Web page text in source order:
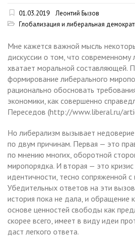
01.03.2019
Леонтий Бызов
Глобализация и либеральная
Мне кажется важной мысль
дискуссии о том, что современному
хватает моральной составляющей.
формирование либерального
рационально обосновать
экономики, как совершенно
Переседов (http://www.liberal.ru/
Но либерализм вызывает недоверие
по двум причинам. Первая — это
по мнению многих, оборотной
миропорядка. И вторая — это кризис
идентичности, тесно сопряженной
Убедительных ответов на эти
история пока не дала, и обращение
основе ценностей свободы как
скорее всего, имеет в виду идеи
даст легкого ответа.